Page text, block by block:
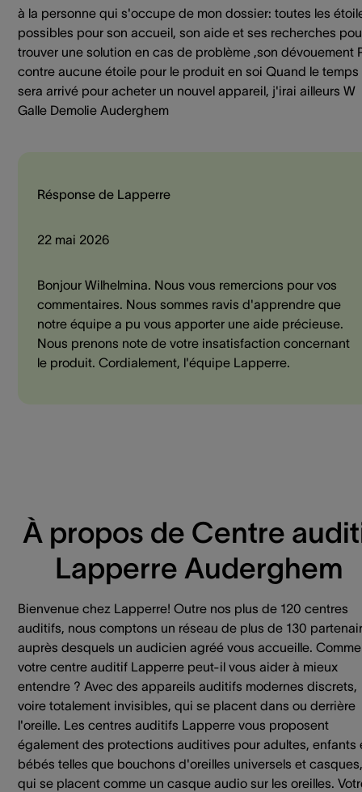
à la personne qui s'occupe de mon dossier: toutes les
possibles pour son accueil, son aide et ses recherches
trouver une solution en cas de problème ,son dévouement
contre aucune étoile pour le produit en soi Quand le temps
sera arrivé pour acheter un nouvel appareil, j'irai ailleurs W
Galle Demolie Auderghem
Résponse de Lapperre
22 mai 2026
Bonjour Wilhelmina. Nous vous remercions pour vos
commentaires. Nous sommes ravis d'apprendre que
notre équipe a pu vous apporter une aide précieuse.
Nous prenons note de votre insatisfaction concernant
le produit. Cordialement, l'équipe Lapperre.
À propos de Centre
Lapperre Auderghem
Bienvenue chez Lapperre! Outre nos plus de 120 centres
auditifs, nous comptons un réseau de plus de 130
auprès desquels un audicien agréé vous accueille.
votre centre auditif Lapperre peut-il vous aider à mieux
entendre ? Avec des appareils auditifs modernes discrets,
voire totalement invisibles, qui se placent dans ou derrière
l'oreille. Les centres auditifs Lapperre vous proposent
également des protections auditives pour adultes, enfants
bébés telles que bouchons d'oreilles universels et casques,
qui se placent comme un casque audio sur les oreilles.